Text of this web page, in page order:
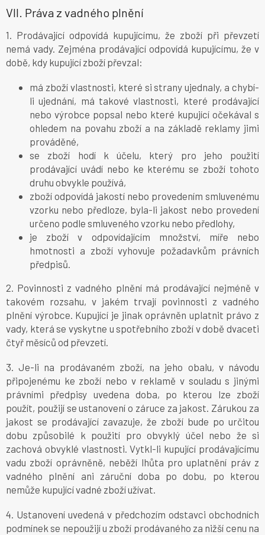
VII. Práva z vadného plnění
1. Prodávající odpovídá kupujícímu, že zboží při převzetí
nemá vady. Zejména prodávající odpovídá kupujícímu, že v
době, kdy kupující zboží převzal:
má zboží vlastnosti, které si strany ujednaly, a chybí-
li ujednání, má takové vlastnosti, které prodávající
nebo výrobce popsal nebo které kupující očekával s
ohledem na povahu zboží a na základě reklamy jimi
prováděné,
se zboží hodí k účelu, který pro jeho použití
prodávající uvádí nebo ke kterému se zboží tohoto
druhu obvykle používá,
zboží odpovídá jakostí nebo provedením smluvenému
vzorku nebo předloze, byla-li jakost nebo provedení
určeno podle smluveného vzorku nebo předlohy,
je zboží v odpovídajícím množství, míře nebo
hmotnosti a zboží vyhovuje požadavkům právních
předpisů.
2. Povinnosti z vadného plnění má prodávající nejméně v
takovém rozsahu, v jakém trvají povinnosti z vadného
plnění výrobce. Kupující je jinak oprávněn uplatnit právo z
vady, která se vyskytne u spotřebního zboží v době dvaceti
čtyř měsíců od převzetí.
3. Je-li na prodávaném zboží, na jeho obalu, v návodu
připojenému ke zboží nebo v reklamě v souladu s jinými
právními předpisy uvedena doba, po kterou lze zboží
použít, použijí se ustanovení o záruce za jakost. Zárukou za
jakost se prodávající zavazuje, že zboží bude po určitou
dobu způsobilé k použití pro obvyklý účel nebo že si
zachová obvyklé vlastnosti. Vytkl-li kupující prodávajícímu
vadu zboží oprávněně, neběží lhůta pro uplatnění práv z
vadného plnění ani záruční doba po dobu, po kterou
nemůže kupující vadné zboží užívat.
4. Ustanovení uvedená v předchozím odstavci obchodních
podmínek se nepoužijí u zboží prodávaného za nižší cenu na